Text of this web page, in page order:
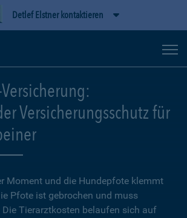
Detlef Elstner kontaktieren
Versicherungsschutz für
Moment und die Hundepfote klemmt
Pfote ist gebrochen und muss
Die Tierarztkosten belaufen sich auf